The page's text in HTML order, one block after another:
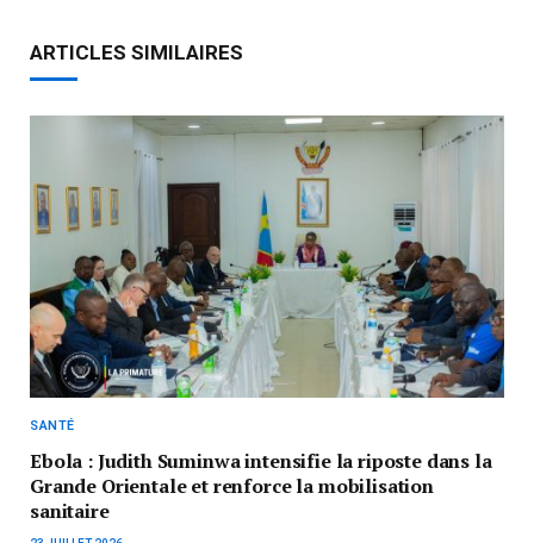
ARTICLES SIMILAIRES
SANTÉ
Ebola : Judith Suminwa intensifie la riposte dans la
Grande Orientale et renforce la mobilisation
sanitaire